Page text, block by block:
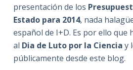
presentación de los
Estado para 2014, nada
español de I+D. Es por ello que
al Dia de Luto por la Ciencia y
públicamente desde este blog.